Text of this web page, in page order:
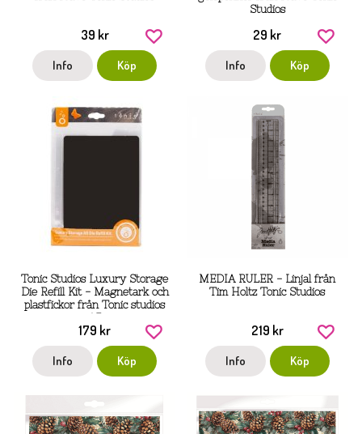
39 kr
Info Köp
Studios
29 kr
Info Köp
Tonic Studios Luxury Storage
Die Refill Kit - Magnetark och
plastfickor från Tonic studios
179 kr
Info Köp
MEDIA RULER - Linjal från
Tim Holtz Tonic Studios
219 kr
Info Köp